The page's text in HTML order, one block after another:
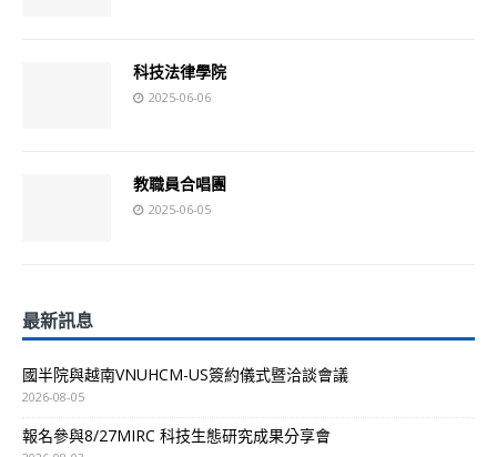
科技法律學院
2025-06-06
教職員合唱團
2025-06-05
最新訊息
國半院與越南VNUHCM-US簽約儀式暨洽談會議
2026-08-05
報名參與8/27MIRC 科技生態研究成果分享會